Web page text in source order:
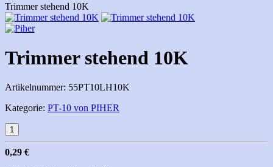
Trimmer stehend 10K
Trimmer stehend 10K
Artikelnummer: 55PT10LH10K
Kategorie: PT-10 von PIHER
0,29 €